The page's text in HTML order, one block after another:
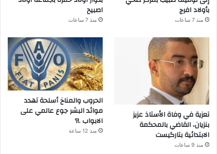
بأولاد افرج
منذ 7 ساعات
اصبيح
منذ 7 ساعات
تعزية في وفاة الأستاذ عزيز
بنزيان، القاضي بالمحكمة
الابتدائية بتارگيست
منذ 9 ساعات
الحروب والمناخ أسلحة تهدد
موائد البشر جوع عالمي على
الابواب .!؟
منذ 12 ساعة